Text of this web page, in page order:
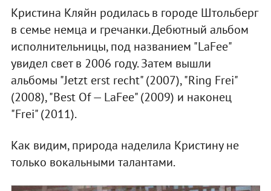
Кристина Кляйн родилась в городе Штольберг
в семье немца и гречанки. Дебютный альбом
исполнительницы, под названием "LaFee"
увидел свет в 2006 году. Затем вышли
альбомы "Jetzt erst recht" (2007), "Ring Frei"
(2008), "Best Of — LaFee" (2009) и наконец
"Frei" (2011).
Как видим, природа наделила Кристину не
только вокальными талантами.